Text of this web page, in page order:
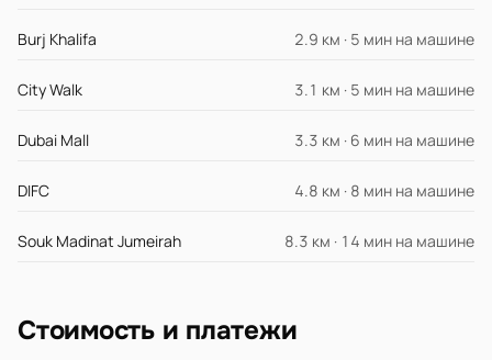
Burj Khalifa 2.9 км · 5 мин на машине
City Walk 3.1 км · 5 мин на машине
Dubai Mall 3.3 км · 6 мин на машине
DIFC 4.8 км · 8 мин на машине
Souk Madinat Jumeirah 8.3 км · 14 мин на машине
Стоимость и платежи